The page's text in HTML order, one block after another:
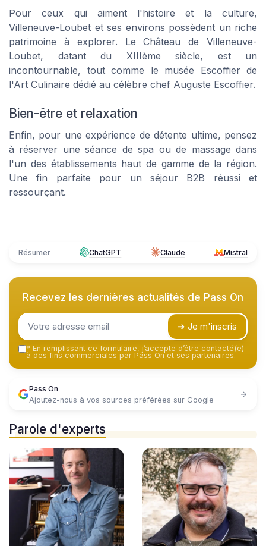
Pour ceux qui aiment l'histoire et la culture,
Villeneuve-Loubet et ses environs possèdent un riche
patrimoine à explorer. Le Château de Villeneuve-
Loubet, datant du XIIIème siècle, est un
incontournable, tout comme le musée Escoffier de
l'Art Culinaire dédié au célèbre chef Auguste Escoffier.
Bien-être et relaxation
Enfin, pour une expérience de détente ultime, pensez
à réserver une séance de spa ou de massage dans
l'un des établissements haut de gamme de la région.
Une fin parfaite pour un séjour B2B réussi et
ressourçant.
Résumer ChatGPT Claude Mistral
Recevez les dernières actualités de Pass On
➔ Je m'inscris
* En remplissant ce formulaire, j’accepte d’être contacté(e)
à des fins commerciales par Pass On et ses partenaires.
Pass On
Ajoutez-nous à vos sources préférées sur Google
Parole d'experts